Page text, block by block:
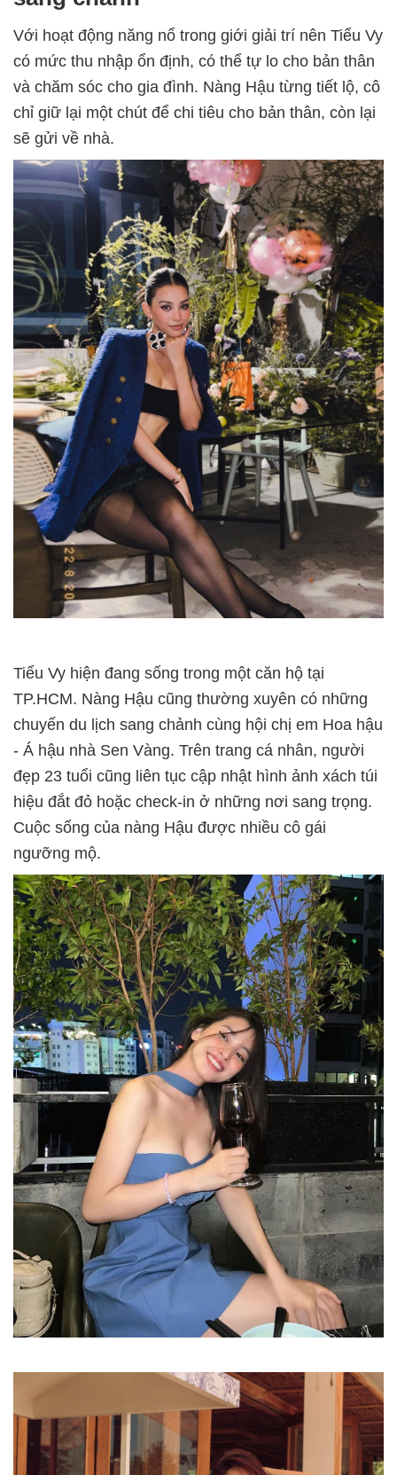
Với hoạt động năng nổ trong giới giải trí nên Tiểu Vy
có mức thu nhập ổn định, có thể tự lo cho bản thân
và chăm sóc cho gia đình. Nàng Hậu từng tiết lộ, cô
chỉ giữ lại một chút để chi tiêu cho bản thân, còn lại
sẽ gửi về nhà.
Tiểu Vy hiện đang sống trong một căn hộ tại
TP.HCM. Nàng Hậu cũng thường xuyên có những
chuyến du lịch sang chảnh cùng hội chị em Hoa hậu
- Á hậu nhà Sen Vàng. Trên trang cá nhân, người
đẹp 23 tuổi cũng liên tục cập nhật hình ảnh xách túi
hiệu đắt đỏ hoặc check-in ở những nơi sang trọng.
Cuộc sống của nàng Hậu được nhiều cô gái
ngưỡng mộ.